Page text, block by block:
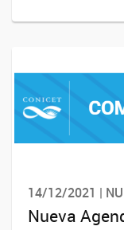
14/12/2021 |
Nueva